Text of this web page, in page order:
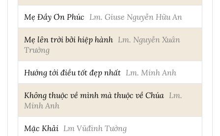
Mẹ Đầy Ơn Phúc Lm. Giuse Nguyễn Hữu An
Mẹ lên trời bởi hiệp hành Lm. Nguyễn Xuân
Trường
Hướng tới điều tốt đẹp nhất Lm. Minh Anh
Không thuộc về mình mà thuộc về Chúa Lm.
Minh Anh
Mặc Khải Lm Vũđình Tường